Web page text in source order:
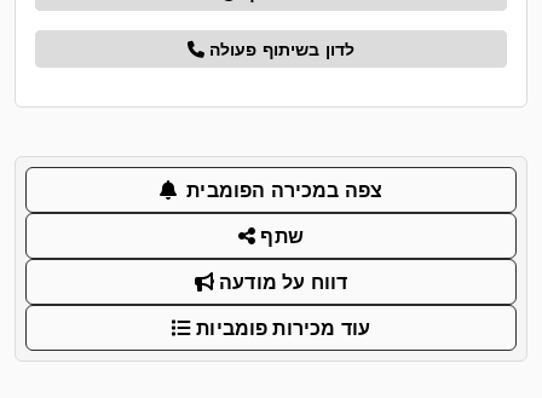
לדון בשיתוף פעולה
צפה במכירה הפומבית
שתף
דווח על מודעה
עוד מכירות פומביות